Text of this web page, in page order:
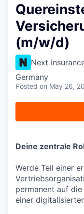
(m/w/d)
Next
Germany
Posted on May 26,
Deine zentrale
Werde Teil einer
permanent auf
einer